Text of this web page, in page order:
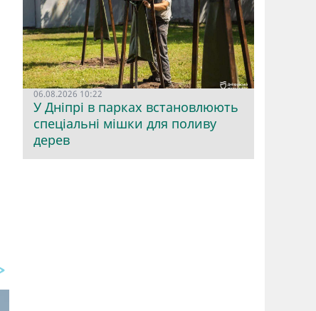
06.08.2026 10:22
У Дніпрі в парках встановлюють
спеціальні мішки для поливу
дерев